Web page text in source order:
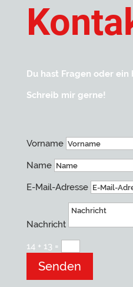
Du hast Fragen oder
Schreib mir gerne!
Vorname
Name
E-Mail-Adresse
Nachricht
14 + 13 =
Senden